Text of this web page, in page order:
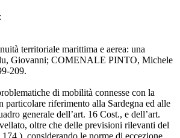
territoriale marittima e aerea: una
Giovanni; COMENALE PINTO, Michele
209.
di mobilità connesse con la
particolare riferimento alla Sardegna ed alle
generale dell’art. 16 Cost., e dell’art.
oltre che delle previsioni rilevanti del